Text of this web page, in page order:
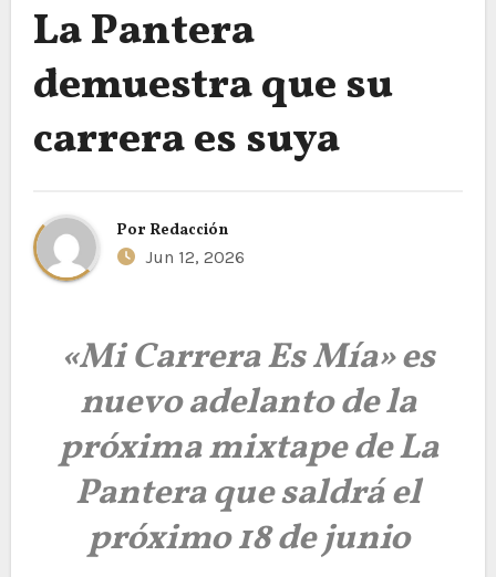
La Pantera
demuestra que su
carrera es suya
Por Redacción
Jun 12, 2026
«Mi Carrera Es Mía» es
nuevo adelanto de la
próxima mixtape de La
Pantera que saldrá el
próximo 18 de junio